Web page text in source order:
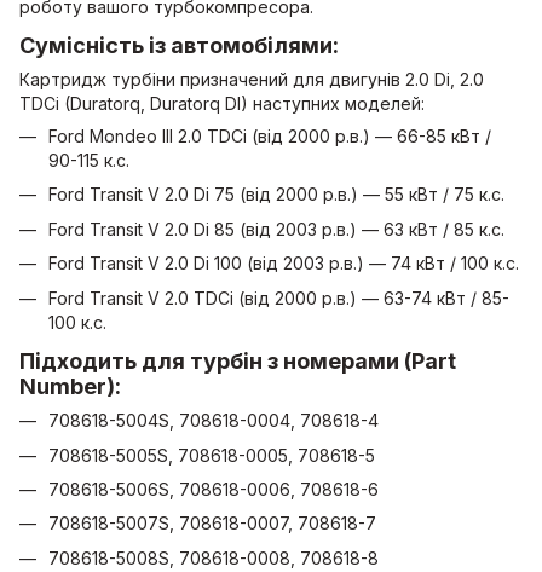
роботу вашого турбокомпресора.
Сумісність із автомобілями:
Картридж турбіни призначений для двигунів 2.0 Di, 2.0
TDCi (Duratorq, Duratorq DI) наступних моделей:
Ford Mondeo III 2.0 TDCi (від 2000 р.в.) — 66-85 кВт /
90-115 к.с.
Ford Transit V 2.0 Di 75 (від 2000 р.в.) — 55 кВт / 75 к.с.
Ford Transit V 2.0 Di 85 (від 2003 р.в.) — 63 кВт / 85 к.с.
Ford Transit V 2.0 Di 100 (від 2003 р.в.) — 74 кВт / 100 к.с.
Ford Transit V 2.0 TDCi (від 2000 р.в.) — 63-74 кВт / 85-
100 к.с.
Підходить для турбін з номерами (Part
Number):
708618-5004S, 708618-0004, 708618-4
708618-5005S, 708618-0005, 708618-5
708618-5006S, 708618-0006, 708618-6
708618-5007S, 708618-0007, 708618-7
708618-5008S, 708618-0008, 708618-8